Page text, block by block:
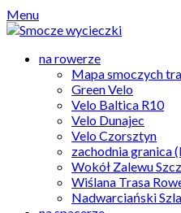
Skip
to
Menu
na rowerze
Mapa smoczych
Green Velo
Velo Baltica R10
Velo Dunajec
Velo Czorsztyn
zachodnia granica
Wokół Zalewu
Wiślana Trasa
Nadwarciański